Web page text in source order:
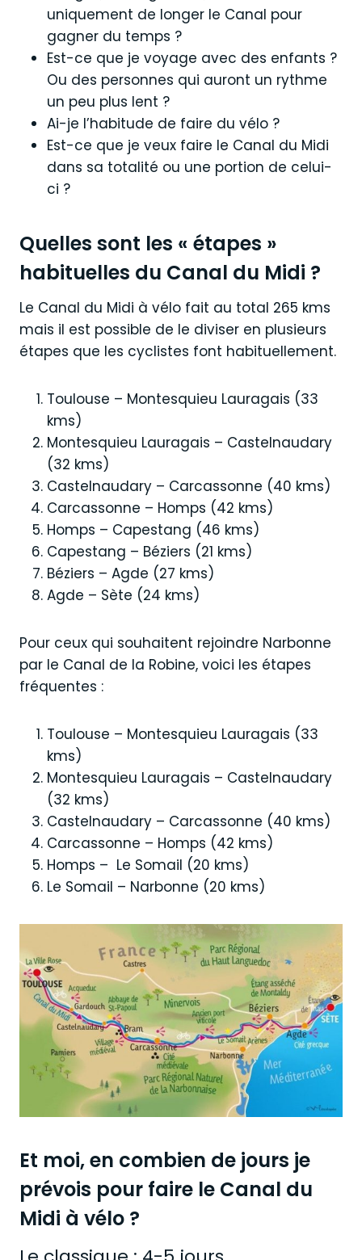
uniquement de longer le Canal pour
gagner du temps ?
Est-ce que je voyage avec des enfants ?
Ou des personnes qui auront un rythme
un peu plus lent ?
Ai-je l’habitude de faire du vélo ?
Est-ce que je veux faire le Canal du Midi
dans sa totalité ou une portion de celui-
ci ?
Quelles sont les « étapes »
habituelles du Canal du Midi ?
Le Canal du Midi à vélo fait au total 265 kms
mais il est possible de le diviser en plusieurs
étapes que les cyclistes font habituellement.
Toulouse – Montesquieu Lauragais (33
kms)
Montesquieu Lauragais – Castelnaudary
(32 kms)
Castelnaudary – Carcassonne (40 kms)
Carcassonne – Homps (42 kms)
Homps – Capestang (46 kms)
Capestang – Béziers (21 kms)
Béziers – Agde (27 kms)
Agde – Sète (24 kms)
Pour ceux qui souhaitent rejoindre Narbonne
par le Canal de la Robine, voici les étapes
fréquentes :
Toulouse – Montesquieu Lauragais (33
kms)
Montesquieu Lauragais – Castelnaudary
(32 kms)
Castelnaudary – Carcassonne (40 kms)
Carcassonne – Homps (42 kms)
Homps – Le Somail (20 kms)
Le Somail – Narbonne (20 kms)
Et moi, en combien de jours je
prévois pour faire le Canal du
Midi à vélo ?